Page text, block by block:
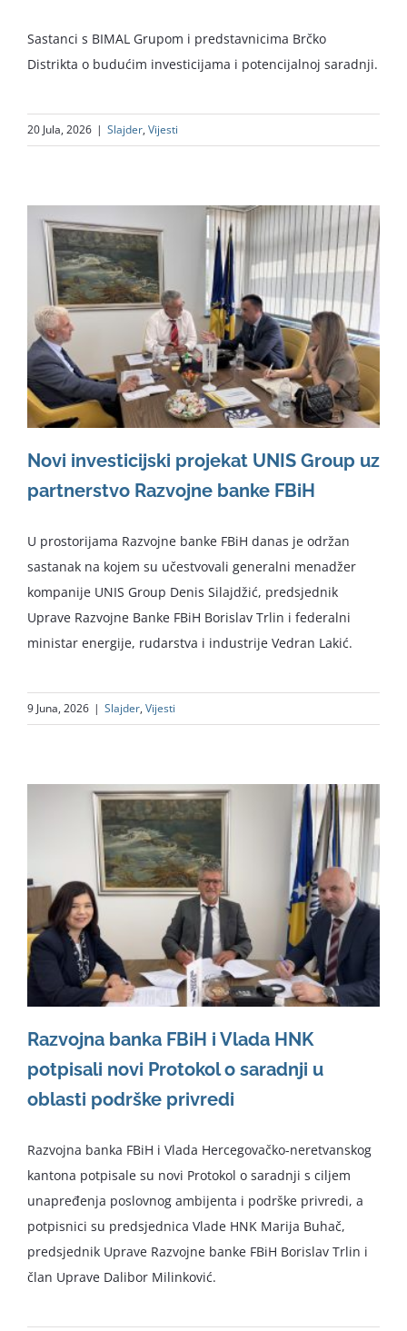
Sastanci s BIMAL Grupom i predstavnicima Brčko
Distrikta o budućim investicijama i potencijalnoj saradnji.
20 Jula, 2026 | Slajder, Vijesti
Novi investicijski projekat UNIS Group uz
partnerstvo Razvojne banke FBiH
U prostorijama Razvojne banke FBiH danas je održan
sastanak na kojem su učestvovali generalni menadžer
kompanije UNIS Group Denis Silajdžić, predsjednik
Uprave Razvojne Banke FBiH Borislav Trlin i federalni
ministar energije, rudarstva i industrije Vedran Lakić.
9 Juna, 2026 | Slajder, Vijesti
Razvojna banka FBiH i Vlada HNK
potpisali novi Protokol o saradnji u
oblasti podrške privredi
Razvojna banka FBiH i Vlada Hercegovačko-neretvanskog
kantona potpisale su novi Protokol o saradnji s ciljem
unapređenja poslovnog ambijenta i podrške privredi, a
potpisnici su predsjednica Vlade HNK Marija Buhač,
predsjednik Uprave Razvojne banke FBiH Borislav Trlin i
član Uprave Dalibor Milinković.